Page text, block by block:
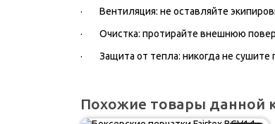
· Вентиляция: не оставляйте
· Очистка: протирайте внешнюю
· Защита от тепла: никогда не
Похожие товары данной